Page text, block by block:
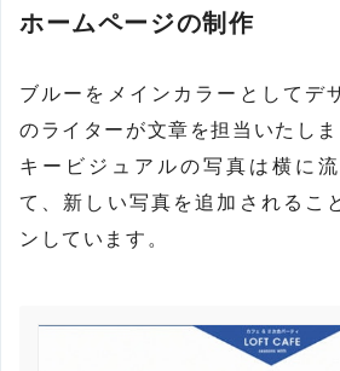
ホームページの制作
ブルーをメインカラーとしてデ
のライターが文章を担当いたしま
キービジュアルの写真は横に
て、新しい写真を追加されるこ
ンしています。